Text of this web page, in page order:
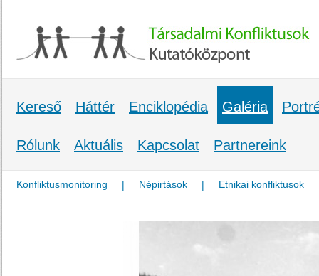
Kereső Háttér Enciklopédia Galéria
Rólunk Aktuális Kapcsolat Partnereink
Konfliktusmonitoring | Népirtások | Etnikai konfliktusok